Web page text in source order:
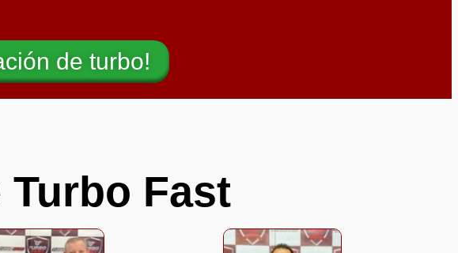
de turbo!
Fast